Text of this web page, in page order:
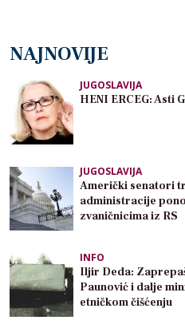
NAJNOVIJE
JUGOSLAVIJA
HENI ERCEG: Asti
JUGOSLAVIJA
Američki senatori
administracije
zvaničnicima iz RS
INFO
Iljir Deda:
Paunović i dalje
etničkom čišćenju